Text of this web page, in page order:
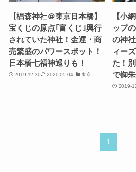
【椙森神社＠東京日本橋】
宝くじの原点｢富くじ｣興行
されていた神社！金運・商
売繁盛のパワースポット！
日本橋七福神巡りも！
2019-12-30 2020-05-04 東京
【小
ップ
の神
ィー
た！
で御
2019-
1